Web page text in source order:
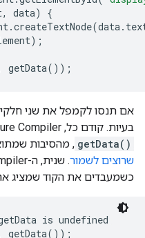
, data)
{
.createTextNode(data.
);
getData());
אם תנסו לקמפל את שני
בעיות. קודם כל, Closure Compiler מסיר את הפונקציה
getData() , מהסיבות
שרוצים לשמור
כשמעבדים את הקוד שמציג
is undefined